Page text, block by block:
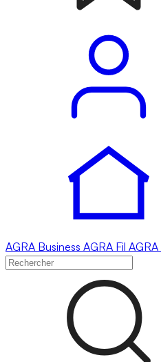
AGRA Business AGRA Fil AGRA